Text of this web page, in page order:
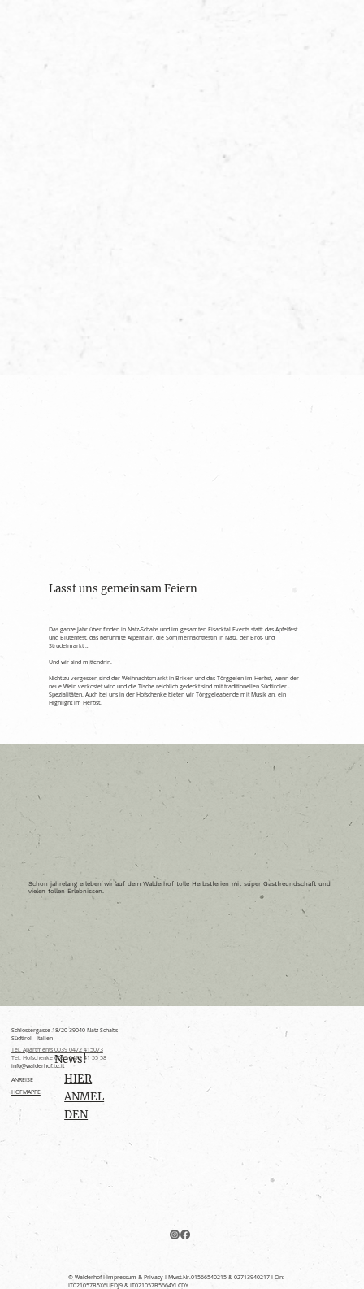
Lasst uns gemeinsam Feiern
Das ganze Jahr über finden in Natz-Schabs und im gesamten Eisacktal Events statt: das Apfelfest
und Blütenfest, das berühmte Alpenflair, die Sommernachtfestln in Natz, der Brot- und
Strudelmarkt …
Und wir sind mittendrin.
Nicht zu vergessen sind der Weihnachtsmarkt in Brixen und das Törggelen im Herbst, wenn der
neue Wein verkostet wird und die Tische reichlich gedeckt sind mit traditionellen Südtiroler
Spezialitäten. Auch bei uns in der Hofschenke bieten wir Törggeleabende mit Musik an, ein
Highlight im Herbst.
Schon jahrelang erleben wir auf dem Walderhof tolle Herbstferien mit super Gastfreundschaft und
vielen tollen Erlebnissen.
Schlossergasse 18/20 39040 Natz-Schabs
Südtirol - Italien
Tel. Apartments 0039 0472 415073
Tel. Hofschenke 0039 0472 41 55 58
info@walderhof.bz.it
ANREISE
HOFMAPPE
HIER
ANMEL
DEN
News!
© Walderhof IImpressum & Privacy I Mwst.Nr.01566540215 & 02713940217 I Cin:
IT021057B5X6UFDJ9 & IT021057B5664YLCDY